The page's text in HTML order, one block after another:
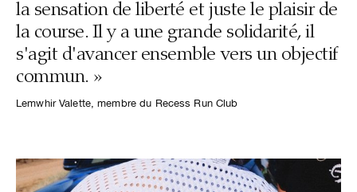
la sensation de liberté et juste le plaisir de
la course. Il y a une grande solidarité, il
s'agit d'avancer ensemble vers un objectif
commun. »
Lemwhir Valette, membre du Recess Run Club